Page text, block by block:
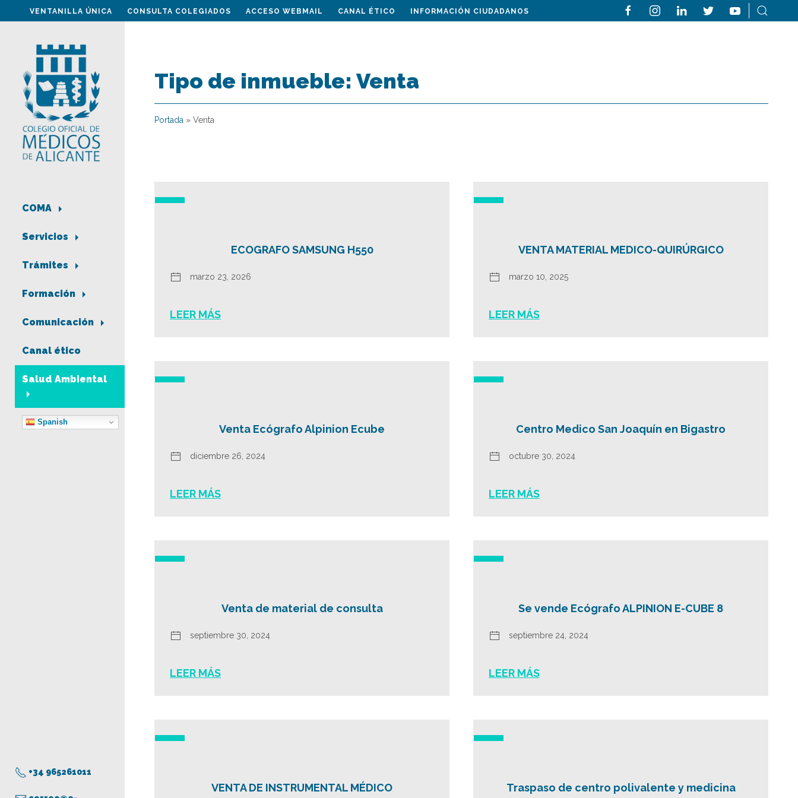
VENTANILLA ÚNICA CONSULTA COLEGIADOS ACCESO WEBMAIL CANAL ÉTICO INFORMACIÓN CIUDADANOS
COMA
Servicios
Trámites
Formación
Comunicación
Canal ético
Salud Ambiental
Spanish
+34 965261011
Tipo de inmueble:Venta
Portada » Venta
ECOGRAFO SAMSUNG H550
marzo 23, 2026
LEER MÁS
VENTA MATERIAL MEDICO-QUIRÚRGICO
marzo 10, 2025
LEER MÁS
Venta Ecógrafo Alpinion Ecube
diciembre 26, 2024
LEER MÁS
Centro Medico San Joaquín en Bigastro
octubre 30, 2024
LEER MÁS
Venta de material de consulta
septiembre 30, 2024
LEER MÁS
Se vende Ecógrafo ALPINION E-CUBE 8
septiembre 24, 2024
LEER MÁS
VENTA DE INSTRUMENTAL MÉDICO
Traspaso de centro polivalente y medicina